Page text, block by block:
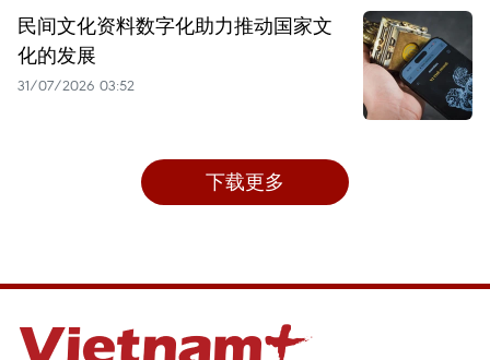
民间文化资料数字化助力推动国家文
化的发展
31/07/2026 03:52
下载更多